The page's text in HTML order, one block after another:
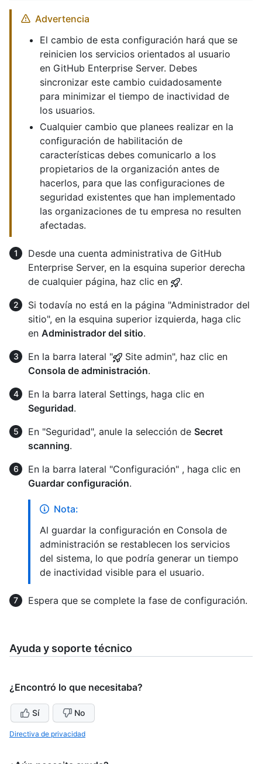
Advertencia
El cambio de esta configuración hará que se
reinicien los servicios orientados al usuario
en GitHub Enterprise Server. Debes
sincronizar este cambio cuidadosamente
para minimizar el tiempo de inactividad de
los usuarios.
Cualquier cambio que planees realizar en la
configuración de habilitación de
características debes comunicarlo a los
propietarios de la organización antes de
hacerlos, para que las configuraciones de
seguridad existentes que han implementado
las organizaciones de tu empresa no resulten
afectadas.
Desde una cuenta administrativa de GitHub
Enterprise Server, en la esquina superior derecha
de cualquier página, haz clic en
.
Si todavía no está en la página "Administrador del
sitio", en la esquina superior izquierda, haga clic
en Administrador del sitio.
En la barra lateral "
Site admin", haz clic en
Consola de administración.
En la barra lateral Settings, haga clic en
Seguridad.
En "Seguridad", anule la selección de Secret
scanning.
En la barra lateral "Configuración" , haga clic en
Guardar configuración.
Nota:
Al guardar la configuración en Consola de
administración se restablecen los servicios
del sistema, lo que podría generar un tiempo
de inactividad visible para el usuario.
Espera que se complete la fase de configuración.
Ayuda y soporte técnico
¿Encontró lo que necesitaba?
Sí No
Directiva de privacidad